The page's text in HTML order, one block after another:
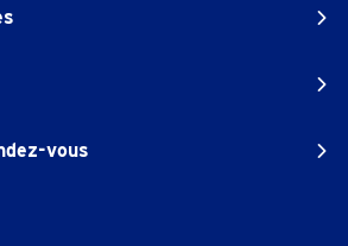
vous